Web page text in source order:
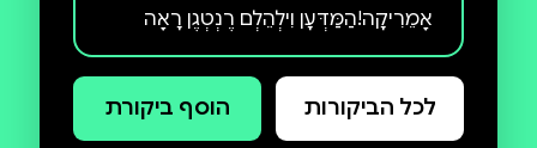
אָמֵרִיקָה!הַמַּדְּעָן וִילְהֵלְם רֶנְטְגֶן רָאָה
נִצְנוּץ בָּאֲפֵלָה וְהֵבִיא לִפְרִיצַת דֶּרֶךְ
בִּרְפוּאָה!תַּגְלִיּוֹת רַבּוֹת בְּמַהֲלַךְ
הַהִיסְטוֹרְיָה נוֹלְדוּ בְּטָעוּת וְשִׁנּוּ אֶת
לכל הביקורות הוסף ביקורת